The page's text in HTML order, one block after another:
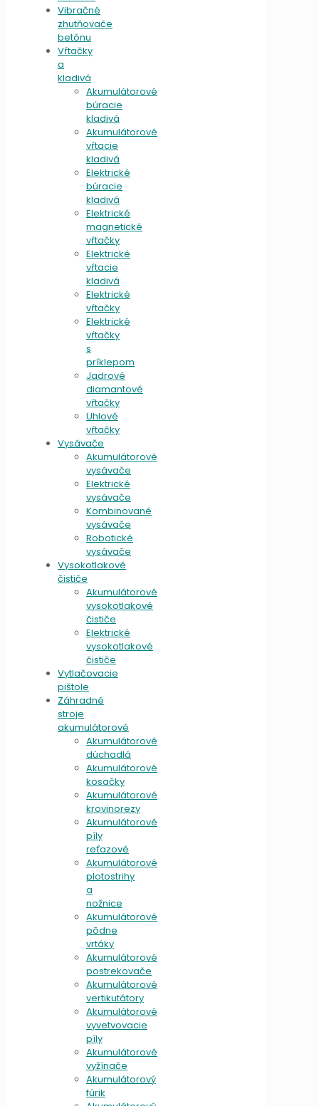
Vibračné
zhutňovače
betónu
Vŕtačky
a
kladivá
Akumulátorové
búracie
kladivá
Akumulátorové
vŕtacie
kladivá
Elektrické
búracie
kladivá
Elektrické
magnetické
vŕtačky
Elektrické
vŕtacie
kladivá
Elektrické
vŕtačky
Elektrické
vŕtačky
s
príklepom
Jadrové
diamantové
vŕtačky
Uhlové
vŕtačky
Vysávače
Akumulátorové
vysávače
Elektrické
vysávače
Kombinované
vysávače
Robotické
vysávače
Vysokotlakové
čističe
Akumulátorové
vysokotlakové
čističe
Elektrické
vysokotlakové
čističe
Vytlačovacie
pištole
Záhradné
stroje
akumulátorové
Akumulátorové
dúchadlá
Akumulátorové
kosačky
Akumulátorové
krovinorezy
Akumulátorové
píly
reťazové
Akumulátorové
plotostrihy
a
nožnice
Akumulátorové
pôdne
vrtáky
Akumulátorové
postrekovače
Akumulátorové
vertikutátory
Akumulátorové
vyvetvovacie
píly
Akumulátorové
vyžínače
Akumulátorový
fúrik